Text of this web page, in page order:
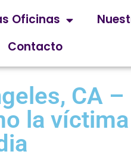
Oficinas
Contacto
CA –
la víctima